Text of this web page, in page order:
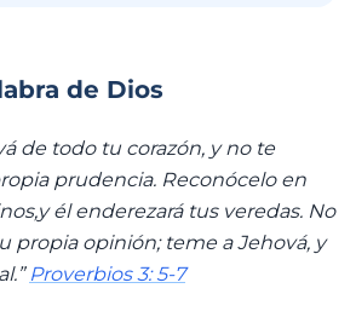
de Dios
de todo tu corazón, y no te
prudencia. Reconócelo en
él enderezará tus veredas. No
propia opinión; teme a Jehová, y
Proverbios 3: 5-7